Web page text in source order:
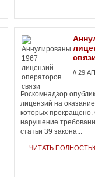
//29
Роскомнадзор
лицензий на
которых
нарушение
статьи 39 закона...
ЧИТАТЬ